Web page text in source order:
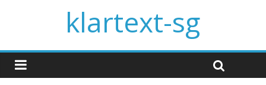
klartext-sg